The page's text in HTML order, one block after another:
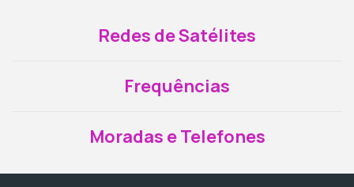
Redes de Satélites
Frequências
Moradas e Telefones